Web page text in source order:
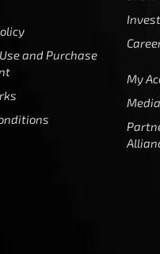
and Purchase
My